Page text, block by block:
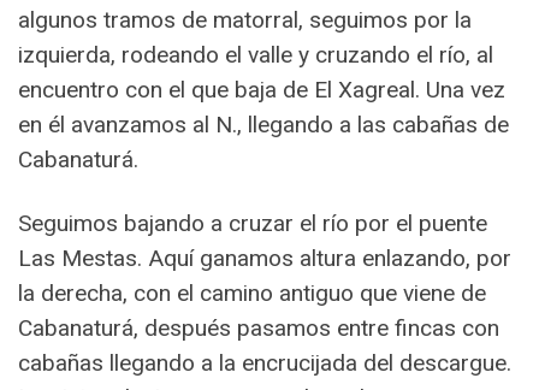
algunos tramos de matorral, seguimos por la
izquierda, rodeando el valle y cruzando el río, al
encuentro con el que baja de El Xagreal. Una vez
en él avanzamos al N., llegando a las cabañas de
Cabanaturá.
Seguimos bajando a cruzar el río por el puente
Las Mestas. Aquí ganamos altura enlazando, por
la derecha, con el camino antiguo que viene de
Cabanaturá, después pasamos entre fincas con
cabañas llegando a la encrucijada del descargue.